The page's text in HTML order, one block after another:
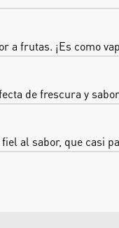
frutas. ¡Es como
de frescura y
al sabor, que casi